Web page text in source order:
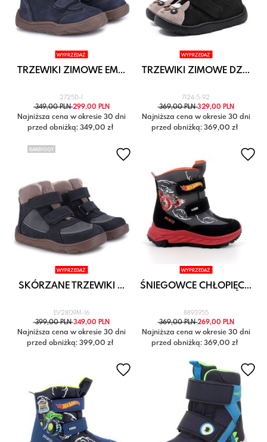
WYPRZEDAŻ
TRZEWIKI ZIMOWE EM...
2725D-1
349,00 PLN299,00 PLN
Najniższa cena w okresie 30 dni
przed obniżką: 349,00 zł
WYPRZEDAŻ
TRZEWIKI ZIMOWE DZ...
7124-5-92
369,00 PLN329,00 PLN
Najniższa cena w okresie 30 dni
przed obniżką: 369,00 zł
BAREFOOT
WYPRZEDAŻ
SKÓRZANE TRZEWIKI ...
EV2809M-16
399,00 PLN349,00 PLN
Najniższa cena w okresie 30 dni
przed obniżką: 399,00 zł
WYPRZEDAŻ
ŚNIEGOWCE CHŁOPIĘC...
8893955
369,00 PLN269,00 PLN
Najniższa cena w okresie 30 dni
przed obniżką: 369,00 zł